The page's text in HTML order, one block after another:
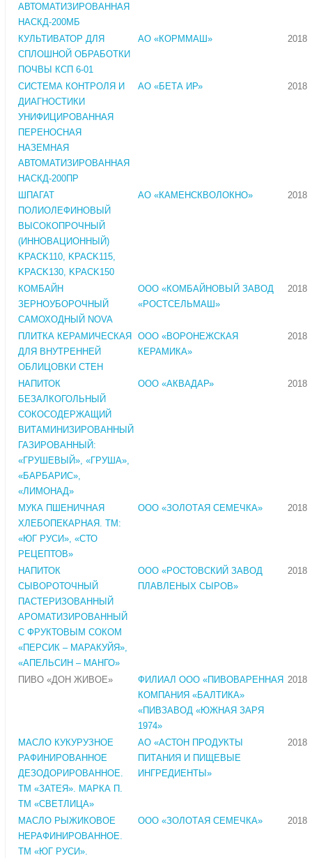
АВТОМАТИЗИРОВАННАЯ
НАСКД-200МБ
КУЛЬТИВАТОР ДЛЯ
СПЛОШНОЙ ОБРАБОТКИ
ПОЧВЫ КСП 6-01
АО «КОРММАШ» 2018
СИСТЕМА КОНТРОЛЯ И
ДИАГНОСТИКИ
УНИФИЦИРОВАННАЯ
ПЕРЕНОСНАЯ
НАЗЕМНАЯ
АВТОМАТИЗИРОВАННАЯ
НАСКД-200ПР
АО «БЕТА ИР» 2018
ШПАГАТ
ПОЛИОЛЕФИНОВЫЙ
ВЫСОКОПРОЧНЫЙ
(ИННОВАЦИОННЫЙ)
KPACK110, KPACK115,
KPACK130, KPACK150
АО «КАМЕНСКВОЛОКНО» 2018
КОМБАЙН
ЗЕРНОУБОРОЧНЫЙ
САМОХОДНЫЙ NOVA
ООО «КОМБАЙНОВЫЙ ЗАВОД
«РОСТСЕЛЬМАШ»
2018
ПЛИТКА КЕРАМИЧЕСКАЯ
ДЛЯ ВНУТРЕННЕЙ
ОБЛИЦОВКИ СТЕН
ООО «ВОРОНЕЖСКАЯ
КЕРАМИКА»
2018
НАПИТОК
БЕЗАЛКОГОЛЬНЫЙ
СОКОСОДЕРЖАЩИЙ
ВИТАМИНИЗИРОВАННЫЙ
ГАЗИРОВАННЫЙ:
«ГРУШЕВЫЙ», «ГРУША»,
«БАРБАРИС»,
«ЛИМОНАД»
ООО «АКВАДАР» 2018
МУКА ПШЕНИЧНАЯ
ХЛЕБОПЕКАРНАЯ. ТМ:
«ЮГ РУСИ», «СТО
РЕЦЕПТОВ»
ООО «ЗОЛОТАЯ СЕМЕЧКА» 2018
НАПИТОК
СЫВОРОТОЧНЫЙ
ПАСТЕРИЗОВАННЫЙ
АРОМАТИЗИРОВАННЫЙ
С ФРУКТОВЫМ СОКОМ
«ПЕРСИК – МАРАКУЙЯ»,
«АПЕЛЬСИН – МАНГО»
ООО «РОСТОВСКИЙ ЗАВОД
ПЛАВЛЕНЫХ СЫРОВ»
2018
ПИВО «ДОН ЖИВОЕ»
ФИЛИАЛ ООО «ПИВОВАРЕННАЯ
КОМПАНИЯ «БАЛТИКА»
«ПИВЗАВОД «ЮЖНАЯ ЗАРЯ
1974»
2018
МАСЛО КУКУРУЗНОЕ
РАФИНИРОВАННОЕ
ДЕЗОДОРИРОВАННОЕ.
ТМ «ЗАТЕЯ». МАРКА П.
ТМ «СВЕТЛИЦА»
АО «АСТОН ПРОДУКТЫ
ПИТАНИЯ И ПИЩЕВЫЕ
ИНГРЕДИЕНТЫ»
2018
МАСЛО РЫЖИКОВОЕ
НЕРАФИНИРОВАННОЕ.
ТМ «ЮГ РУСИ».
ООО «ЗОЛОТАЯ СЕМЕЧКА» 2018